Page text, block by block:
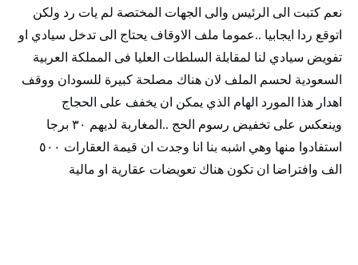
نعم كتبت الى الرئيس والى الجهات المختصة لم يات رد ولكن
اتوقع ردا ايجابيا ..عموما ملف الاوقاف يحتاج الى تدخل سيادي او
تفويض سيادي لنا لمقابلة السلطات العليا فى المملكة العربية
السعودية لحسم الملف لان هناك مصلحة كبيرة للسودان ووقف
اهدار هذا المورد الهام الذي يمكن ان يخفف على الحجاج
وينعكس على تخفيض رسوم الحج ..المغاربة لديهم ٣٠ برجا
استفادوا منها وهي اشبه بنا انا وجدت ان قيمة العقارات ٥٠٠
الف وافتراضا ان تكون هناك تعويضات عقارية او مالية